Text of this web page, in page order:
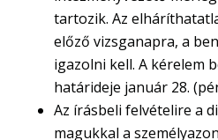
tartozik. Az
előző vizsganapra, a
igazolni kell. A kérelem
határideje január 28.
Az írásbeli felvételire a
magukkal a